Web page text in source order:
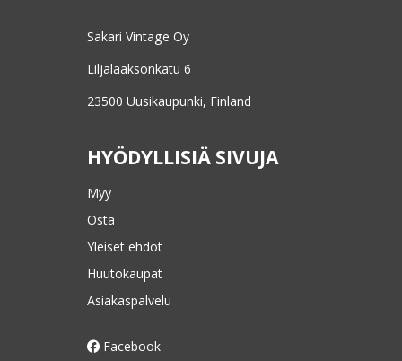
Sakari Vintage Oy
Liljalaaksonkatu 6
23500 Uusikaupunki, Finland
HYÖDYLLISIÄ SIVUJA
Myy
Osta
Yleiset ehdot
Huutokaupat
Asiakaspalvelu
Facebook